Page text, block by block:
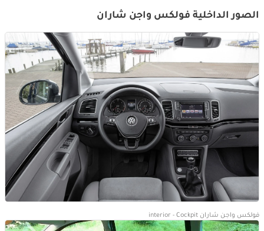
الصور الداخلية فولكس واجن شاران
فولكس واجن شاران interior - Cockpit